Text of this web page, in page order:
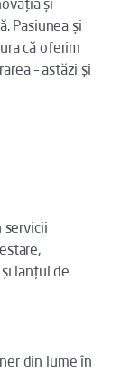
și
Pasiunea și
că oferim
– astăzi și
servicii
lanțul de
din lume în